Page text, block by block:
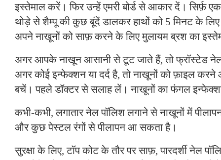
इस्तेमाल करें। फिर उन्हें एमरी बोर्ड से आकार दें। सिर्फ़
थोड़े से शैम्पू की कुछ बूंदें डालकर हाथों को 5 मिनट के लिए
अपने नाखूनों को साफ़ करने के लिए मुलायम ब्रश का
अगर आपके नाखून आसानी से टूट जाते हैं, तो फ्रॉस्टेड
अगर कोई इन्फेक्शन या दर्द है, तो नाखूनों को फ़ाइल
बचें। पहले डॉक्टर से सलाह लें। नाखूनों का फंगल
कभी-कभी, लगातार नेल पॉलिश लगाने से नाखूनों में
और कुछ पेस्टल रंगों से पीलापन आ सकता है।
सुरक्षा के लिए, टॉप कोट के तौर पर साफ़, पारदर्शी नेल